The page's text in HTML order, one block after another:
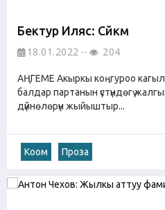
Бектур Иляс: Сүйкүм
18.01.2022 204
АҢГЕМЕ Акыркы коңгуроо
балдар партанын үстүндөгү
дүйнөлөрүн жыйыштыр...
Коом Проза